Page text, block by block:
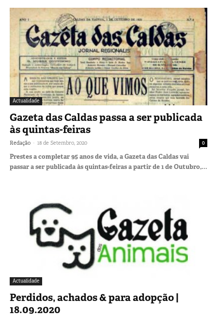
Actualidade
Gazeta das Caldas passa a ser publicada
às quintas-feiras
Redação - 18 de Setembro, 2020 0
Prestes a completar 95 anos de vida, a Gazeta das Caldas vai
passar a ser publicada às quintas-feiras a partir de 1 de Outubro,...
Actualidade
Perdidos, achados & para adopção |
18.09.2020